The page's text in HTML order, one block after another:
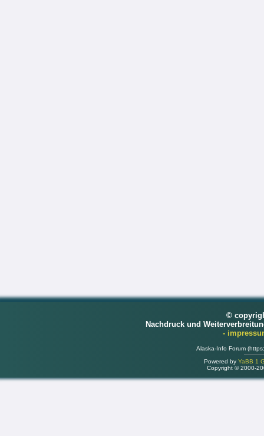
©
Nachdruck und
-
Alaska-Info Forum
Powered by YaBB 1
Copyright © 2000-